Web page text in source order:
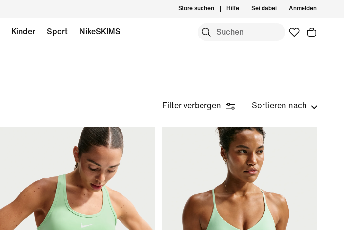
Store suchen Hilfe Sei dabei Anmelden
Kinder Sport NikeSKIMS
Filter verbergen Sortieren nach